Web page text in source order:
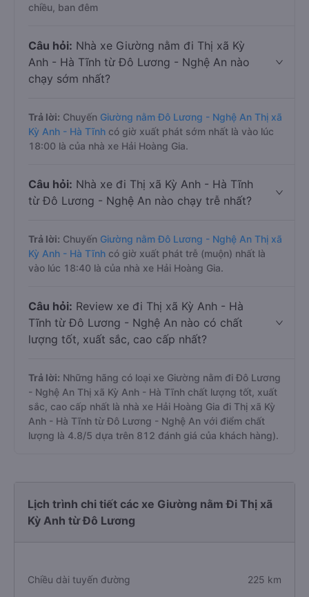
chiều, ban đêm
Câu hỏi: Nhà xe Giường nằm đi Thị xã Kỳ
Anh - Hà Tĩnh từ Đô Lương - Nghệ An nào
chạy sớm nhất?
Trả lời: Chuyến Giường nằm Đô Lương - Nghệ An Thị xã
Kỳ Anh - Hà Tĩnh có giờ xuất phát sớm nhất là vào lúc
18:00 là của nhà xe Hải Hoàng Gia.
Câu hỏi: Nhà xe đi Thị xã Kỳ Anh - Hà Tĩnh
từ Đô Lương - Nghệ An nào chạy trễ nhất?
Trả lời: Chuyến Giường nằm Đô Lương - Nghệ An Thị xã
Kỳ Anh - Hà Tĩnh có giờ xuất phát trễ (muộn) nhất là
vào lúc 18:40 là của nhà xe Hải Hoàng Gia.
Câu hỏi: Review xe đi Thị xã Kỳ Anh - Hà
Tĩnh từ Đô Lương - Nghệ An nào có chất
lượng tốt, xuất sắc, cao cấp nhất?
Trả lời: Những hãng có loại xe Giường nằm đi Đô Lương
- Nghệ An Thị xã Kỳ Anh - Hà Tĩnh chất lượng tốt, xuất
sắc, cao cấp nhất là nhà xe Hải Hoàng Gia đi Thị xã Kỳ
Anh - Hà Tĩnh từ Đô Lương - Nghệ An với điểm chất
lượng là 4.8/5 dựa trên 812 đánh giá của khách hàng).
Lịch trình chi tiết các xe Giường nằm Đi Thị xã
Kỳ Anh từ Đô Lương
Chiều dài tuyến đường 225 km